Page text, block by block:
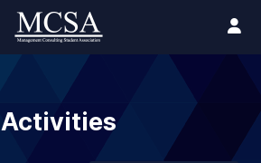
Activities